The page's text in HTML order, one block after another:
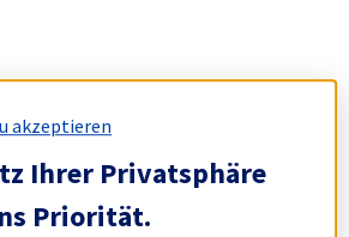
akzeptieren
Ihrer Privatsphäre
Priorität.